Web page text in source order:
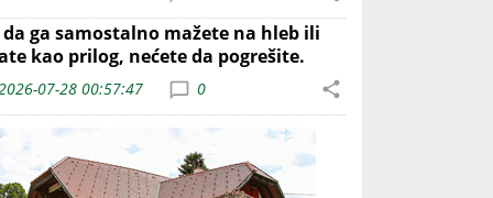
ga samostalno mažete na hleb ili
kao prilog, nećete da pogrešite.
07-28 00:57:47 0